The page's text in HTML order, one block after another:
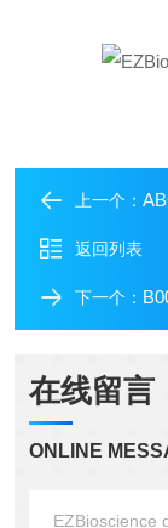
上一个：
返回列表
下一个：
在线留言
ONLINE